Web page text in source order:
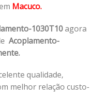
Macuco.
1030T10agora
Acoplamento-
qualidade,
melhor relação custo-